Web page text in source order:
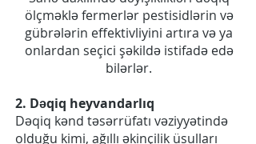
ölçməklə fermerlər pestisidlərin və
gübrələrin effektivliyini artıra və ya
onlardan seçici şəkildə istifadə edə
bilərlər.
2. Dəqiq heyvandarlıq
Dəqiq kənd təsərrüfatı vəziyyətində
olduğu kimi, ağıllı əkinçilik üsulları